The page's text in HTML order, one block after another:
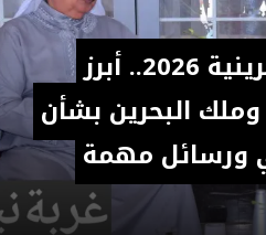
القمة المصرية البحرينية 2026.. أبرز
البحرين بشأن
ورسائل مهمة